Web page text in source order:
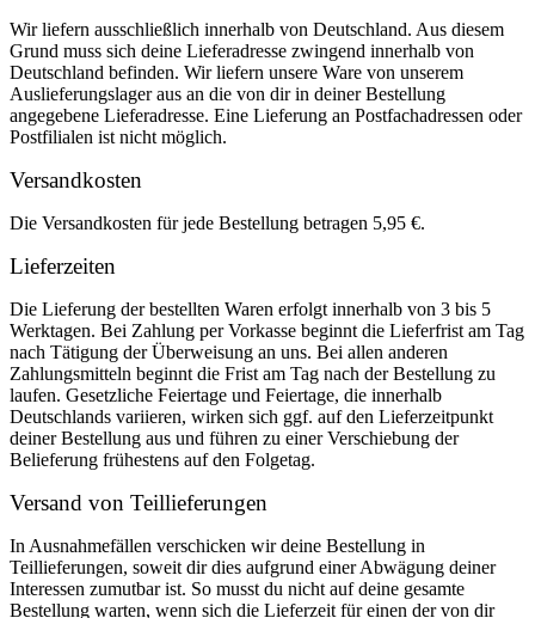
Wir liefern ausschließlich innerhalb von Deutschland. Aus diesem
Grund muss sich deine Lieferadresse zwingend innerhalb von
Deutschland befinden. Wir liefern unsere Ware von unserem
Auslieferungslager aus an die von dir in deiner Bestellung
angegebene Lieferadresse. Eine Lieferung an Postfachadressen oder
Postfilialen ist nicht möglich.
Versandkosten
Die Versandkosten für jede Bestellung betragen 5,95 €.
Lieferzeiten
Die Lieferung der bestellten Waren erfolgt innerhalb von 3 bis 5
Werktagen. Bei Zahlung per Vorkasse beginnt die Lieferfrist am Tag
nach Tätigung der Überweisung an uns. Bei allen anderen
Zahlungsmitteln beginnt die Frist am Tag nach der Bestellung zu
laufen. Gesetzliche Feiertage und Feiertage, die innerhalb
Deutschlands variieren, wirken sich ggf. auf den Lieferzeitpunkt
deiner Bestellung aus und führen zu einer Verschiebung der
Belieferung frühestens auf den Folgetag.
Versand von Teillieferungen
In Ausnahmefällen verschicken wir deine Bestellung in
Teillieferungen, soweit dir dies aufgrund einer Abwägung deiner
Interessen zumutbar ist. So musst du nicht auf deine gesamte
Bestellung warten, wenn sich die Lieferzeit für einen der von dir